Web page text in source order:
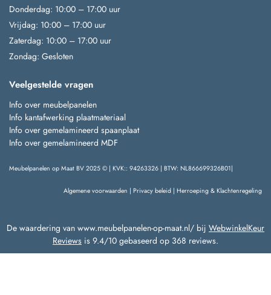
Donderdag: 10:00 – 17:00 uur
Vrijdag: 10:00 – 17:00 uur
Zaterdag: 10:00 – 17:00 uur
Zondag: Gesloten
Veelgestelde vragen
Info over meubelpanelen
Info kantafwerking plaatmateriaal
Info over gemelamineerd spaanplaat
Info over gemelamineerd MDF
Meubelpanelen op Maat BV 2025 © | KVK:: 94263326 | BTW: NL866699326B01|
Algemene voorwaarden | Privacy beleid | Herroeping & Klachtenregeling
De waardering van www.meubelpanelen-op-maat.nl/ bij WebwinkelKeur
Reviews is 9.4/10 gebaseerd op 368 reviews.